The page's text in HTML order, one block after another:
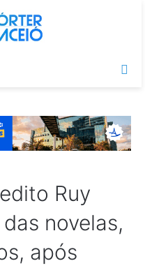
Ruy
novelas,
após